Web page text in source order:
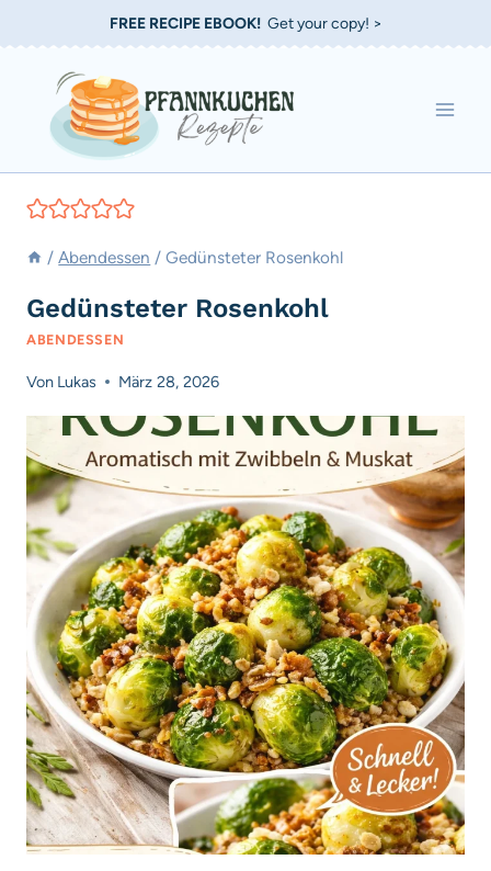
Inhalt
springen
FREE RECIPE EBOOK!Get your copy! >
/ Abendessen / Gedünsteter Rosenkohl
Gedünsteter Rosenkohl
ABENDESSEN
Von Lukas März 28, 2026